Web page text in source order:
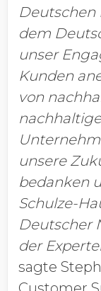
Deutschen
dem
unser
Kunden
von
unsere
bedanken
Schulze-
Deutscher
der
sagte